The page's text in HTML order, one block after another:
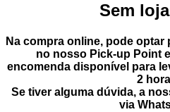
Sem
Na compra online, pode optar
no nosso Pick-up Point
encomenda disponível para
2
Se tiver alguma dúvida, a
via